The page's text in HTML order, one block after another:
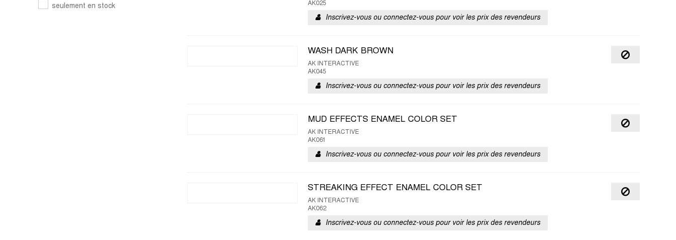
seulement en stock
AK025
Inscrivez-vous ou connectez-vous pour voir les prix des revendeurs
WASH DARK BROWN
AK INTERACTIVE
AK045
Inscrivez-vous ou connectez-vous pour voir les prix des revendeurs
MUD EFFECTS ENAMEL COLOR SET
AK INTERACTIVE
AK061
Inscrivez-vous ou connectez-vous pour voir les prix des revendeurs
STREAKING EFFECT ENAMEL COLOR SET
AK INTERACTIVE
AK062
Inscrivez-vous ou connectez-vous pour voir les prix des revendeurs